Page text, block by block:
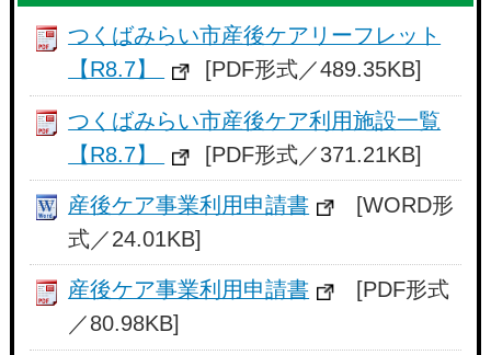
つくばみらい市産後ケアリーフレット
【R8.7】
[PDF形式／489.35KB]
つくばみらい市産後ケア利用施設一覧
【R8.7】
[PDF形式／371.21KB]
産後ケア事業利用申請書
[WORD形
式／24.01KB]
産後ケア事業利用申請書
[PDF形式
／80.98KB]